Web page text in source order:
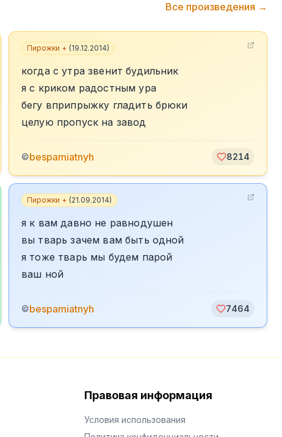
Все произведения →
Пирожки + (19.12.2014)
когда с утра звенит будильник
я с криком радостным ура
бегу вприпрыжку гладить брюки
целую пропуск на завод
©bespamiatnyh 8214
Пирожки + (21.09.2014)
я к вам давно не равнодушен
вы тварь зачем вам быть одной
я тоже тварь мы будем парой
ваш ной
©bespamiatnyh 7464
Правовая информация
Условия использования